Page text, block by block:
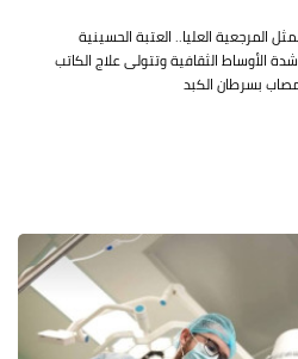
المرجعية العليا.. العتبة الحسينية
الأوساط الثقافية وتتولى علاج الكاتب
بسرطان الكبد